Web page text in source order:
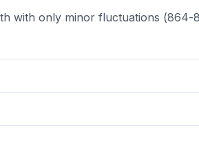
with only minor fluctuations (864-